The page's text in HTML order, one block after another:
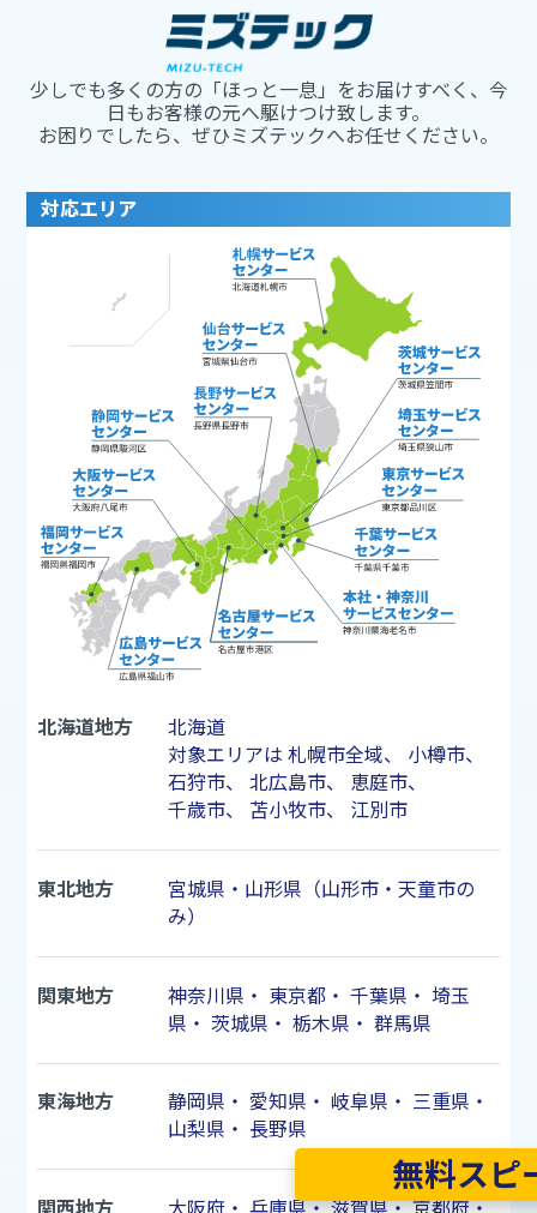
少しでも多くの方の「ほっと一息」をお届けすべく、今
日もお客様の元へ駆けつけ致します。
お困りでしたら、ぜひミズテックへお任せください。
対応エリア
北海道地方
北海道
対象エリアは 札幌市全域、 小樽市、
石狩市、 北広島市、 恵庭市、
千歳市、 苫小牧市、 江別市
東北地方
宮城県・山形県（山形市・天童市の
み）
関東地方 神奈川県 ・ 東京都・ 千葉県 ・ 埼玉
県 ・ 茨城県 ・ 栃木県 ・ 群馬県
東海地方 静岡県 ・ 愛知県 ・ 岐阜県 ・ 三重県 ・
山梨県 ・ 長野県
無料スピ